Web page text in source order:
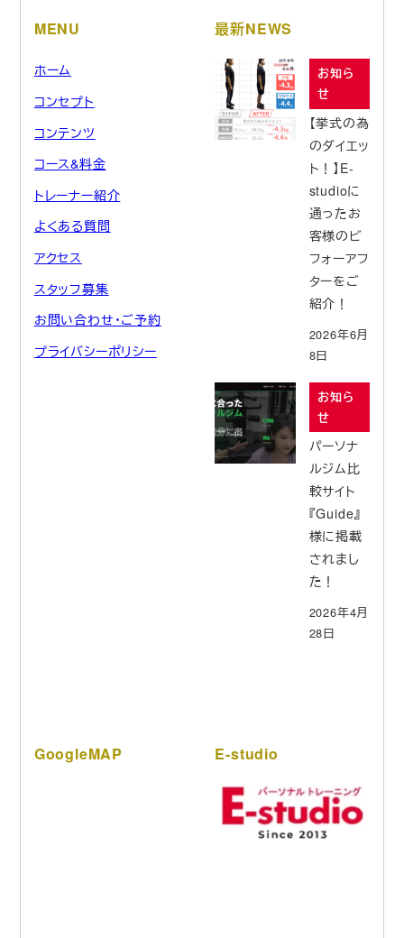
MENU
ホーム
コンセプト
コンテンツ
コース&料金
トレーナー紹介
よくある質問
アクセス
スタッフ募集
お問い合わせ・ご予約
プライバシーポリシー
最新NEWS
お知ら
せ
【挙式の為
のダイエッ
ト！】E-
studioに
通ったお
客様のビ
フォーアフ
ターをご
紹介！
2026年6月
8日
お知ら
せ
パーソナ
ルジム比
較サイト
『Guide』
様に掲載
されまし
た！
2026年4月
28日
GoogleMAP E-studio